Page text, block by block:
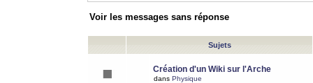
Voir les messages sans réponse
Sujets
Création d'un Wiki sur l'Arche
dans Physique